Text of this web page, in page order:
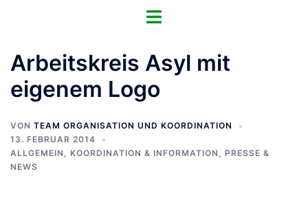
Menü
Arbeitskreis Asyl mit
eigenem Logo
VON TEAM ORGANISATION UND KOORDINATION
13. FEBRUAR 2014
ALLGEMEIN , KOORDINATION & INFORMATION , PRESSE &
NEWS